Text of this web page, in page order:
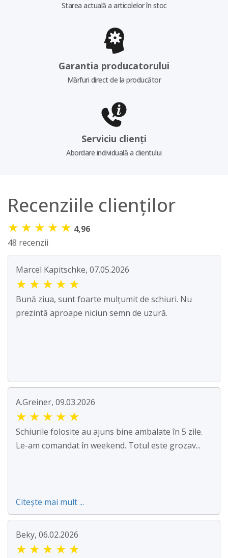
Starea actuală a articolelor în stoc
Garantia producatorului
Mărfuri direct de la producător
Serviciu clienți
Abordare individuală a clientului
Recenziile clienților
★ ★ ★ ★ ★ 4,96
48 recenzii
Marcel Kapitschke, 07.05.2026
★ ★ ★ ★ ★
Bună ziua, sunt foarte mulțumit de schiuri. Nu
prezintă aproape niciun semn de uzură.
A.Greiner, 09.03.2026
★ ★ ★ ★ ★
Schiurile folosite au ajuns bine ambalate în 5 zile.
Le-am comandat în weekend. Totul este grozav...
Citește mai mult ...
Beky, 06.02.2026
★ ★ ★ ★ ★